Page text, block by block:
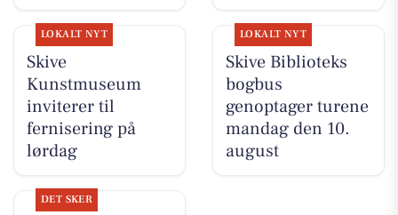
LOKALT NYT
Skive
Kunstmuseum
inviterer til
fernisering på
lørdag
LOKALT NYT
Skive Biblioteks
bogbus
genoptager turene
mandag den 10.
august
DET SKER